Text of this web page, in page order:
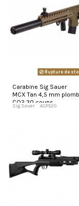
Rupture de
Carabine Sig Sauer
MCX Tan 4,5 mm plomb
CO2 30 coups
Sig Sauer ACP520